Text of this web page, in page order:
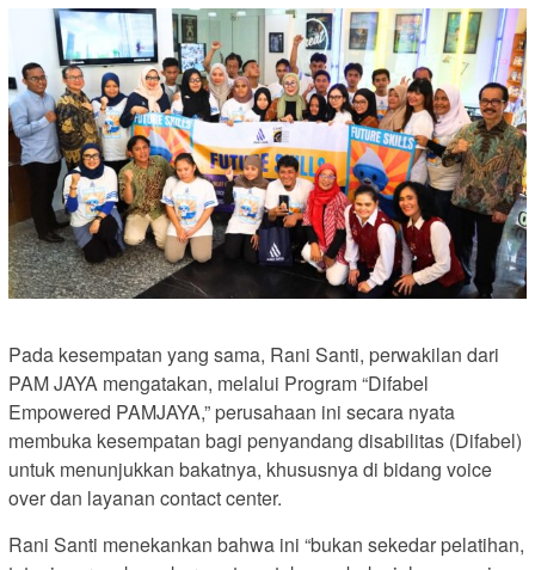
Pada kesempatan yang sama, Rani Santi, perwakilan dari
PAM JAYA mengatakan, melalui Program “Difabel
Empowered PAMJAYA,” perusahaan ini secara nyata
membuka kesempatan bagi penyandang disabilitas (Difabel)
untuk menunjukkan bakatnya, khususnya di bidang voice
over dan layanan contact center.
Rani Santi menekankan bahwa ini “bukan sekedar pelatihan,